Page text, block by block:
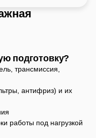
подготовку?
трансмиссия,
антифриз) и их
работы под нагрузкой